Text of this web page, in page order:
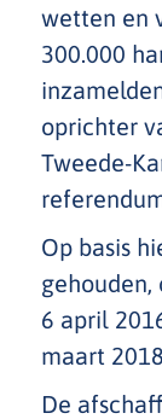
wetten en
300.000
oprichter
Tweede-
Op basis
6 april
maart
De